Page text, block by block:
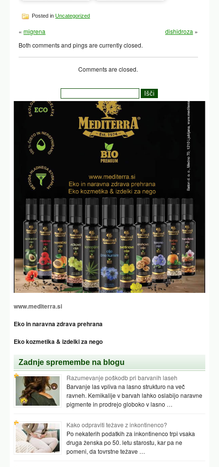
Posted inUncategorized
«migrena dishidroza »
Both comments and pings are currently closed.
Comments are closed.
www.mediterra.si
Eko in naravna zdrava prehrana
Eko kozmetika & izdelki za nego
Zadnje spremembe na blogu
Razumevanje poškodb pri barvanih laseh
Barvanje las vpliva na lasno strukturo na več
ravneh. Kemikalije v barvah lahko oslabijo naravne
pigmente in prodrejo globoko v lasno …
Kako odpraviti težave z inkontinenco?
Po nekaterih podatkih za inkontinenco trpi vsaka
druga ženska po 50. letu starostu, kar pa ne
pomeni, da tovrstne težave …